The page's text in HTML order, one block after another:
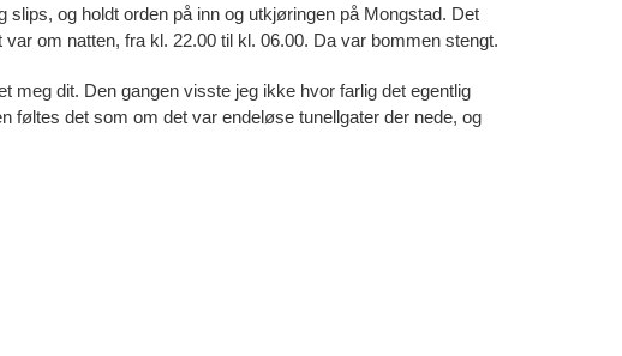
og holdt orden på inn og utkjøringen på Mongstad. Det
om natten, fra kl. 22.00 til kl. 06.00. Da var bommen stengt.
dit. Den gangen visste jeg ikke hvor farlig det egentlig
føltes det som om det var endeløse tunellgater der nede, og